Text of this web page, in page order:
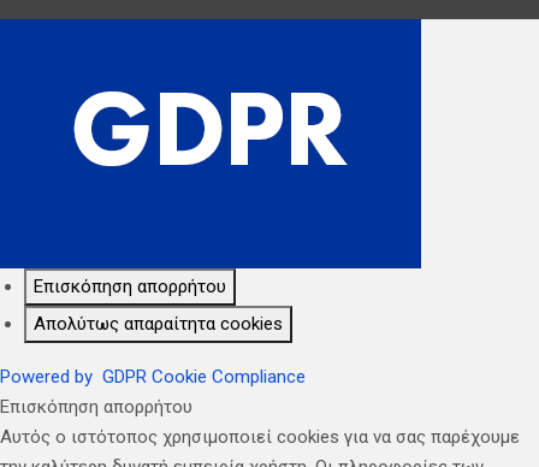
Επισκόπηση απορρήτου
Απολύτως απαραίτητα cookies
Powered by GDPR Cookie Compliance
Επισκόπηση απορρήτου
Αυτός ο ιστότοπος χρησιμοποιεί cookies για να σας παρέχουμε